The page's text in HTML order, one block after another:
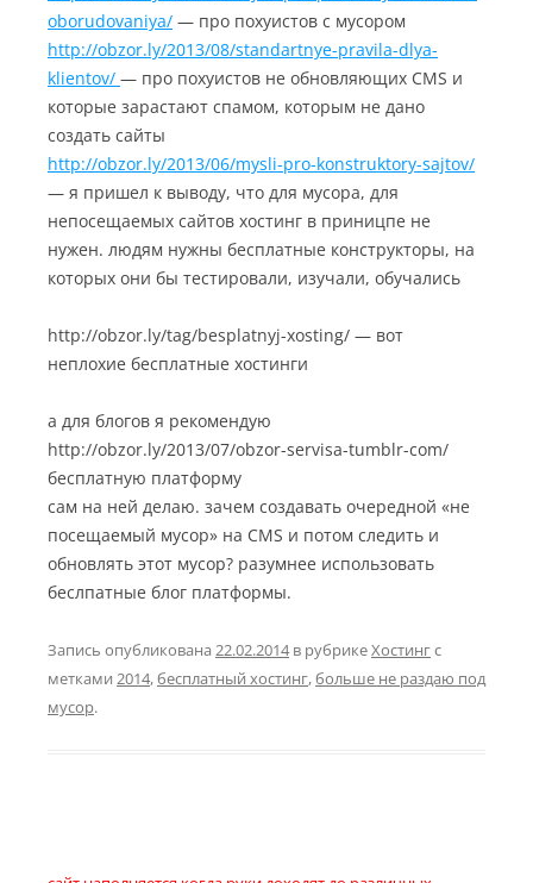
oborudovaniya/ — про похуистов с мусором
http://obzor.ly/2013/08/standartnye-pravila-dlya-
klientov/ — про похуистов не обновляющих CMS и
которые зарастают спамом, которым не дано
создать сайты
http://obzor.ly/2013/06/mysli-pro-konstruktory-sajtov/
— я пришел к выводу, что для мусора, для
непосещаемых сайтов хостинг в приницпе не
нужен. людям нужны бесплатные конструкторы, на
которых они бы тестировали, изучали, обучались
http://obzor.ly/tag/besplatnyj-xosting/ — вот
неплохие бесплатные хостинги
а для блогов я рекомендую
http://obzor.ly/2013/07/obzor-servisa-tumblr-com/
бесплатную платформу
сам на ней делаю. зачем создавать очередной «не
посещаемый мусор» на CMS и потом следить и
обновлять этот мусор? разумнее использовать
беслпатные блог платформы.
Запись опубликована 22.02.2014в рубрикеХостингс
метками 2014,бесплатный хостинг,больше не раздаю под
мусор.